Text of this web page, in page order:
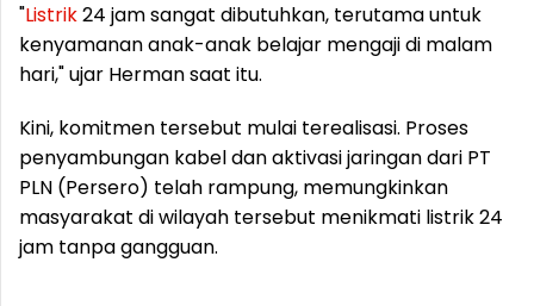
"Listrik24 jam sangat dibutuhkan, terutama untuk
kenyamanan anak-anak belajar mengaji di malam
hari," ujar Herman saat itu.
Kini, komitmen tersebut mulai terealisasi. Proses
penyambungan kabel dan aktivasi jaringan dari PT
PLN (Persero) telah rampung, memungkinkan
masyarakat di wilayah tersebut menikmati listrik 24
jam tanpa gangguan.